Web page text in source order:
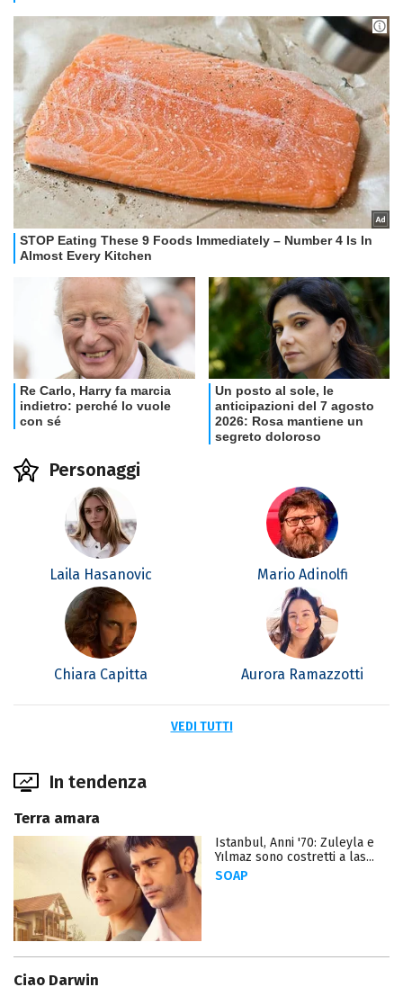
Personaggi
Laila Hasanovic Mario Adinolfi
Chiara Capitta Aurora Ramazzotti
VEDI TUTTI
In tendenza
Terra amara
Istanbul, Anni '70: Zuleyla e
Yılmaz sono costretti a las...
SOAP
Ciao Darwin